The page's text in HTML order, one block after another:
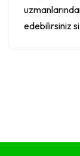
edebilirsiniz